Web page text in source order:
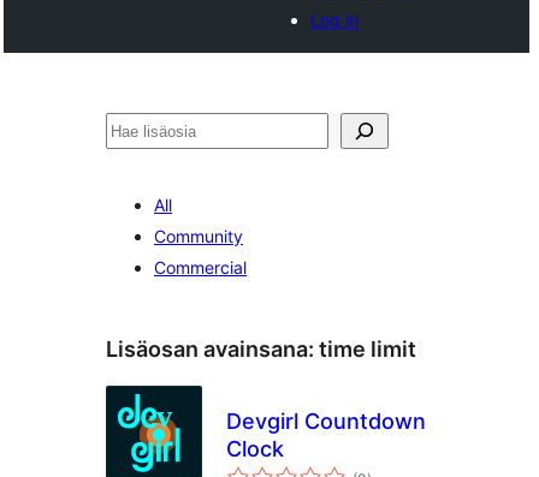
Log in
Etsi
All
Community
Commercial
Lisäosan avainsana: time limit
Devgirl Countdown
Clock
arvosanat